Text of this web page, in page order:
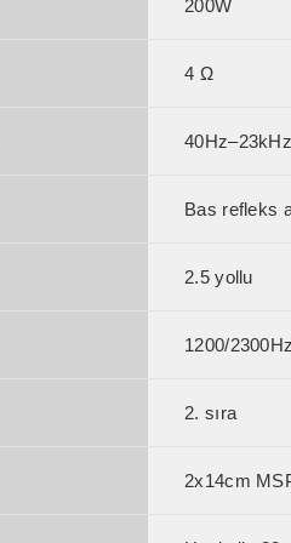
200W
4 Ω
40Hz–23kHz
Bas refleks
2.5 yollu
1200/
2. sıra
2x14cm